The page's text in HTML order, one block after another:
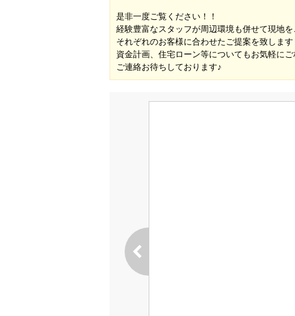
是非一度ご覧ください！！
経験豊富なスタッフが周辺環境も併せて現地
それぞれのお客様に合わせたご提案を致します
資金計画、住宅ローン等についてもお気軽にご
ご連絡お待ちしております♪